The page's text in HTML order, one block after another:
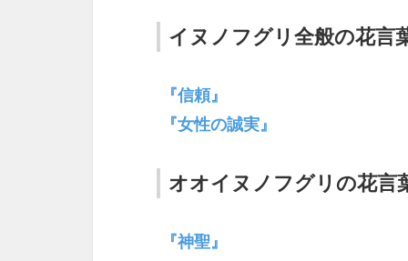
イヌノフグリ全般の花言
『信頼』
『女性の誠実』
オオイヌノフグリの花言
『神聖』